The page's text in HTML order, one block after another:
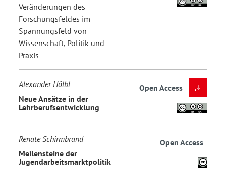
Veränderungen des
Forschungsfeldes im
Spannungsfeld von
Wissenschaft, Politik und
Praxis
Alexander Hölbl
Neue Ansätze in der
Lehrberufsentwicklung
Open Access
Renate Schirmbrand
Meilensteine der
Jugendarbeitsmarktpolitik
Open Access